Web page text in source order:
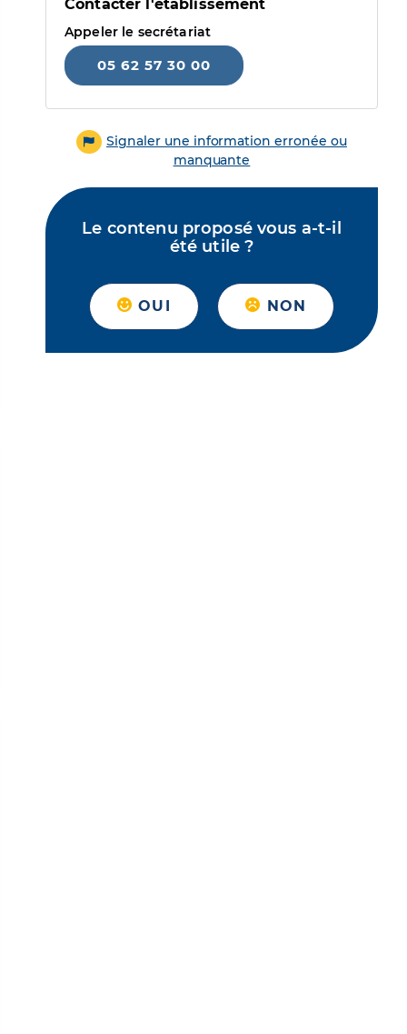
Contacter l'établissement
Appeler le secrétariat
05 62 57 30 00
Signaler une information erronée ou
manquante
Le contenu proposé vous a-t-il
été utile ?
OUI NON